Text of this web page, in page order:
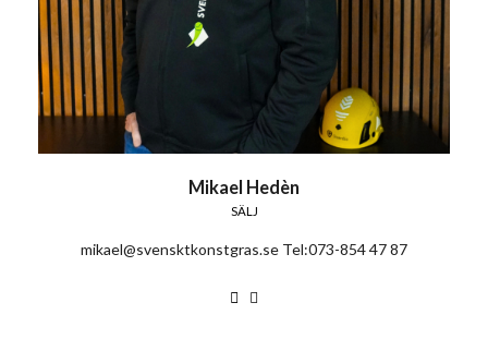
Mikael Hedèn
SÄLJ
mikael@svensktkonstgras.se Tel:073-854 47 87